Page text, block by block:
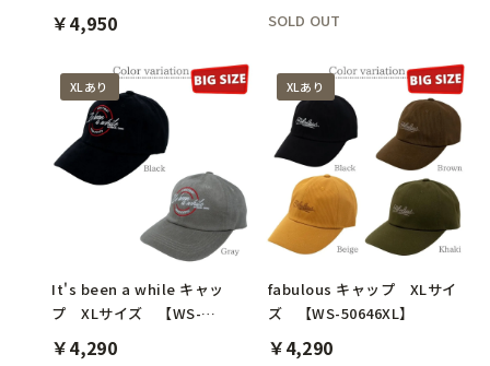
￥4,950
SOLD OUT
XLあり
It's been a while キャッ
プ XLサイズ 【WS-
50656XL】
￥4,290
XLあり
fabulous キャップ XLサイ
ズ 【WS-50646XL】
￥4,290